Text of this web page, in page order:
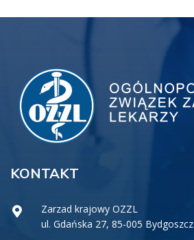
KONTAKT
Zarzad krajowy OZZL
ul. Gdańska 27, 85-005 Bydgoszcz